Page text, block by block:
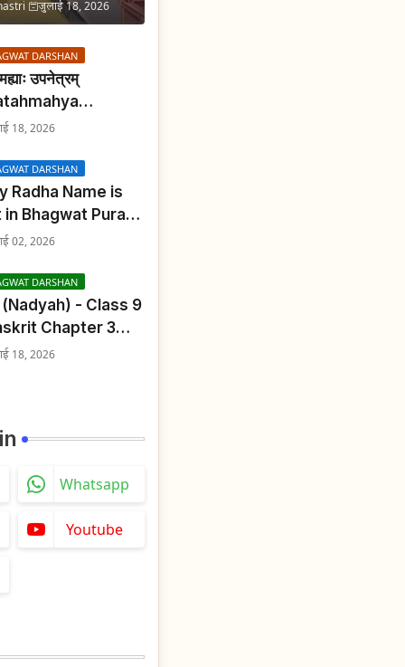
जुलाई 18, 2026
DARSHAN
उपनेत्रम्
- Class 9
&
18, 2026
DARSHAN
Radha Name is
in Bhagwat Puran:
में श्री राधा का वर्णन क्यों
02, 2026
DARSHAN
(Nadyah) - Class 9
Chapter 3
&
18, 2026
Whatsapp
Youtube